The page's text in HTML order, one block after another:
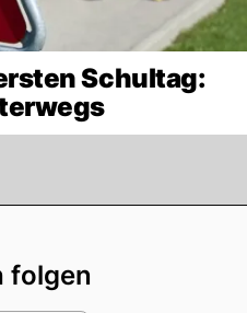
Schultag:
folgen